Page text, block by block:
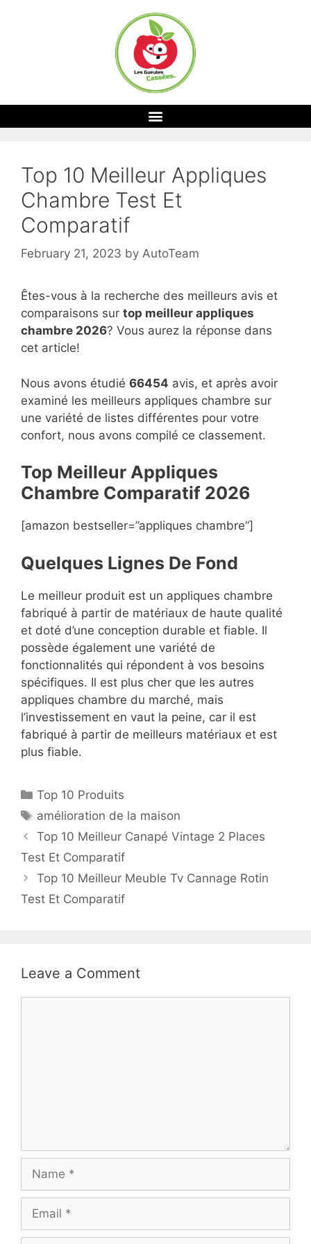
Top 10 Meilleur Appliques
Chambre Test Et
Comparatif
February 21, 2023 by AutoTeam
Êtes-vous à la recherche des meilleurs avis et
comparaisons sur top meilleur appliques
chambre 2026? Vous aurez la réponse dans
cet article!
Nous avons étudié 66454 avis, et après avoir
examiné les meilleurs appliques chambre sur
une variété de listes différentes pour votre
confort, nous avons compilé ce classement.
Top Meilleur Appliques
Chambre Comparatif 2026
[amazon bestseller=”appliques chambre”]
Quelques Lignes De Fond
Le meilleur produit est un appliques chambre
fabriqué à partir de matériaux de haute qualité
et doté d’une conception durable et fiable. Il
possède également une variété de
fonctionnalités qui répondent à vos besoins
spécifiques. Il est plus cher que les autres
appliques chambre du marché, mais
l’investissement en vaut la peine, car il est
fabriqué à partir de meilleurs matériaux et est
plus fiable.
Top 10 Produits
amélioration de la maison
Top 10 Meilleur Canapé Vintage 2 Places
Test Et Comparatif
Top 10 Meilleur Meuble Tv Cannage Rotin
Test Et Comparatif
Leave a Comment